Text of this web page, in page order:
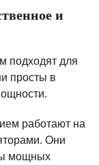
и
подходят для
просты в
работают на
Они
мощных